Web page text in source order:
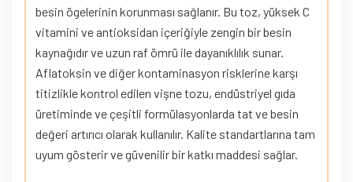
besin ögelerinin korunması sağlanır. Bu toz, yüksek C
vitamini ve antioksidan içeriğiyle zengin bir besin
kaynağıdır ve uzun raf ömrü ile dayanıklılık sunar.
Aflatoksin ve diğer kontaminasyon risklerine karşı
titizlikle kontrol edilen vişne tozu, endüstriyel gıda
üretiminde ve çeşitli formülasyonlarda tat ve besin
değeri artırıcı olarak kullanılır. Kalite standartlarına tam
uyum gösterir ve güvenilir bir katkı maddesi sağlar.